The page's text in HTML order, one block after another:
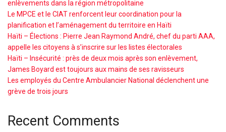
enlèvements dans la région métropolitaine
Le MPCE et le CIAT renforcent leur coordination pour la
planification et l’aménagement du territoire en Haïti
Haïti – Élections : Pierre Jean Raymond André, chef du parti AAA,
appelle les citoyens à s’inscrire sur les listes électorales
Haïti – Insécurité : près de deux mois après son enlèvement,
James Boyard est toujours aux mains de ses ravisseurs
Les employés du Centre Ambulancier National déclenchent une
grève de trois jours
Recent Comments